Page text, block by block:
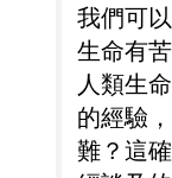
我們可
生命有
人類生
的經驗
難？這